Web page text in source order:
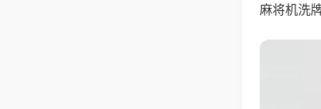
麻将机洗